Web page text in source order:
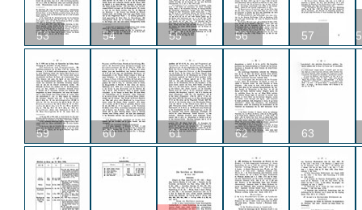
53 54 55 56 57
59 60 61 62 63